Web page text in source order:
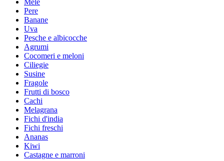
Mele
Pere
Banane
Uva
Pesche e albicocche
Agrumi
Cocomeri e meloni
Ciliegie
Susine
Fragole
Frutti di bosco
Cachi
Melagrana
Fichi d'india
Fichi freschi
Ananas
Kiwi
Castagne e marroni